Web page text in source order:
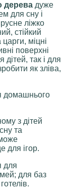
дерева дуже
для сну і
ліжко
стійкий
царги, міцні
поверхні
так і для
як зліва,
домашнього
з дітей
та
для ігор.
для
для баз